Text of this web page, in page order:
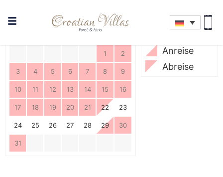
Skip Booking Form
Frei
Nicht
Anreise
Abreise
1 2
3 4 5 6 7 8 9
10 11 12 13 14 15 16
17 18 19 20 21 22 23
24 25 26 27 28 29 30
31